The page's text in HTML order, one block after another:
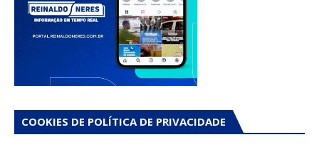
COOKIES DE POLÍTICA DE PRIVACIDADE